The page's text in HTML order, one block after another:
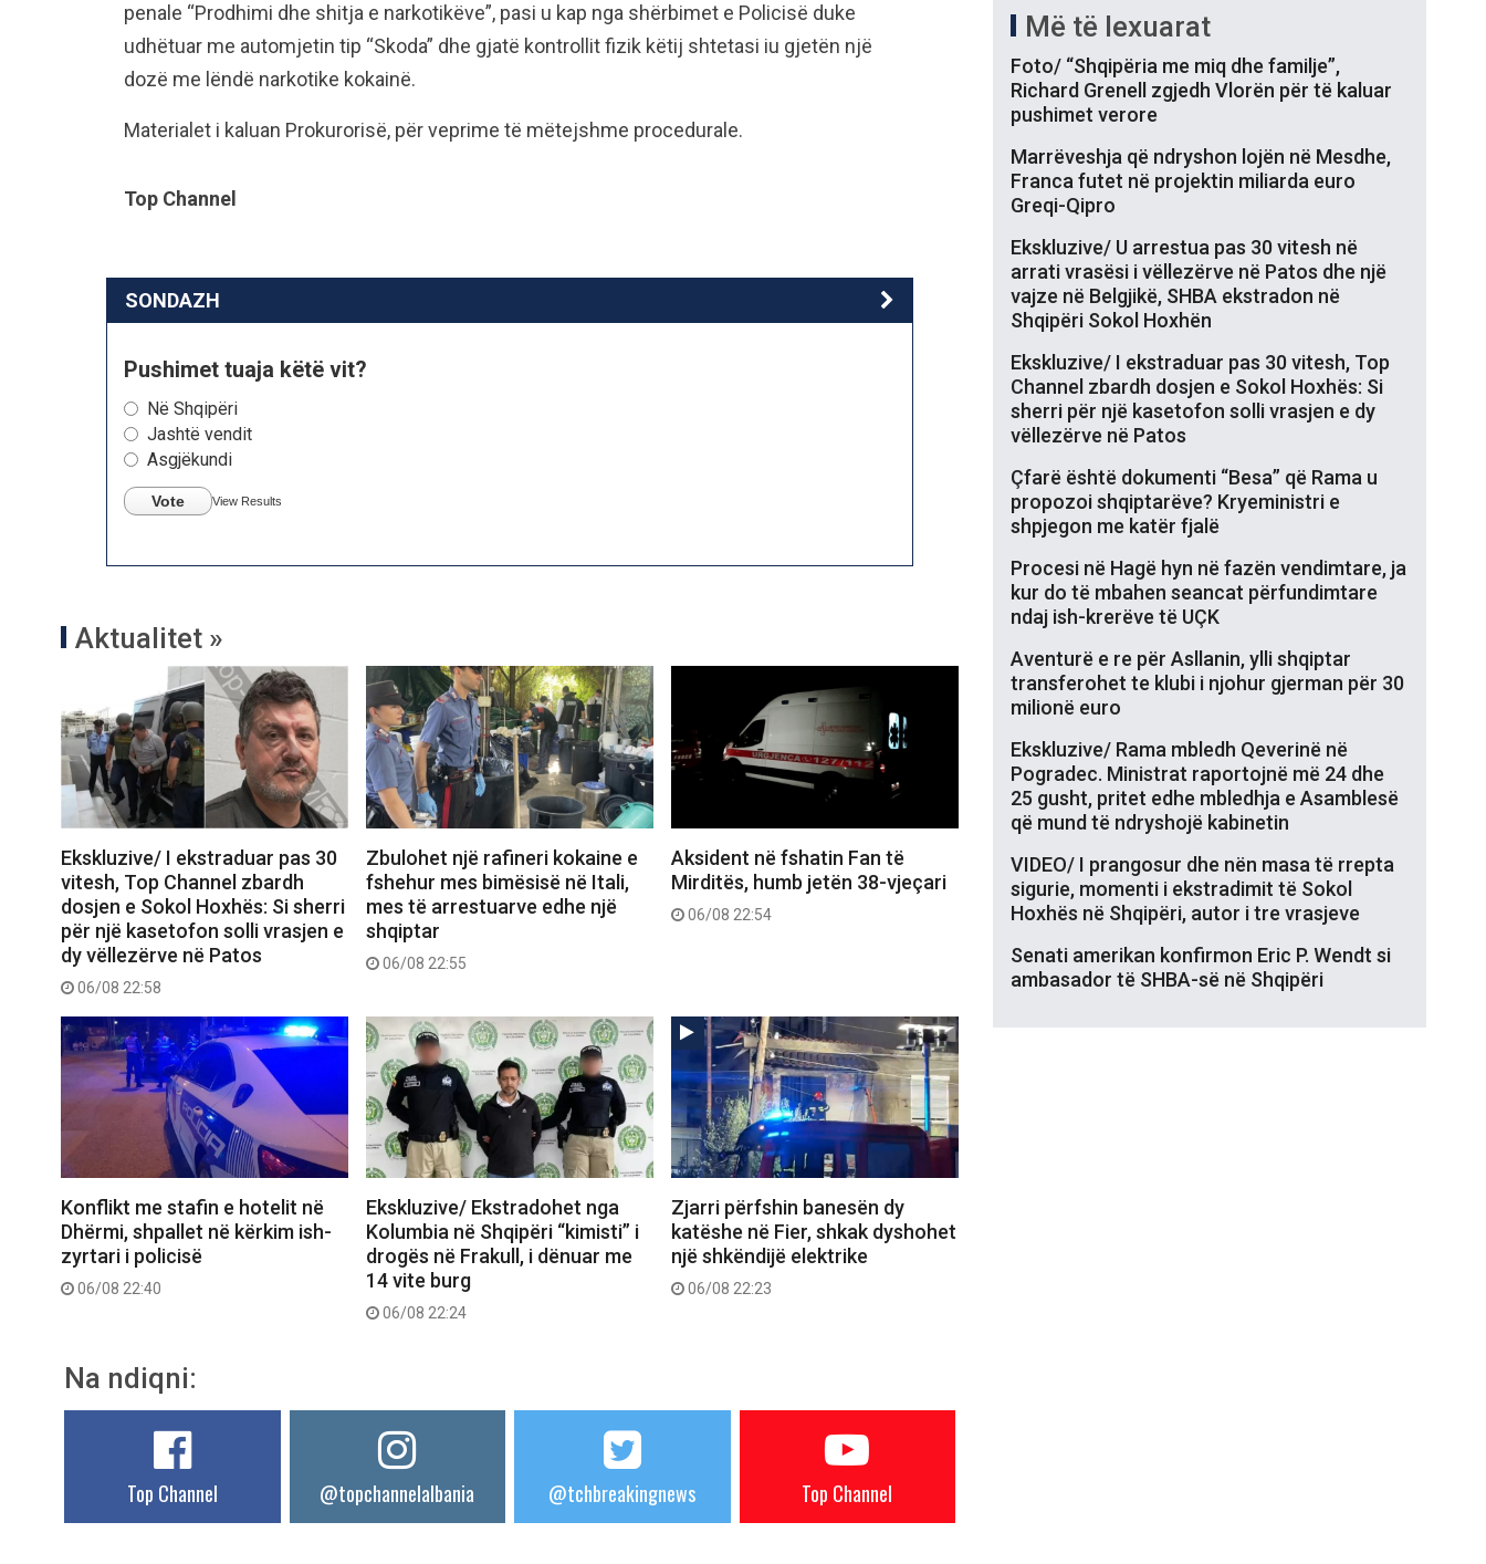
penale “Prodhimi dhe shitja e narkotikëve”, pasi u kap nga shërbimet e Policisë duke
udhëtuar me automjetin tip “Skoda” dhe gjatë kontrollit fizik këtij shtetasi iu gjetën një
dozë me lëndë narkotike kokainë.
Materialet i kaluan Prokurorisë, për veprime të mëtejshme procedurale.
Top Channel
SONDAZH
Pushimet tuaja këtë vit?
Në Shqipëri
Jashtë vendit
Asgjëkundi
Vote View Results
Aktualitet »
Ekskluzive/ I ekstraduar pas 30
vitesh, Top Channel zbardh
dosjen e Sokol Hoxhës: Si sherri
për një kasetofon solli vrasjen e
dy vëllezërve në Patos
06/08 22:58
Zbulohet një rafineri kokaine e
fshehur mes bimësisë në Itali,
mes të arrestuarve edhe një
shqiptar
06/08 22:55
Aksident në fshatin Fan të
Mirditës, humb jetën 38-vjeçari
06/08 22:54
Konflikt me stafin e hotelit në
Dhërmi, shpallet në kërkim ish-
zyrtari i policisë
06/08 22:40
Ekskluzive/ Ekstradohet nga
Kolumbia në Shqipëri “kimisti” i
drogës në Frakull, i dënuar me
14 vite burg
06/08 22:24
Zjarri përfshin banesën dy
katëshe në Fier, shkak dyshohet
një shkëndijë elektrike
06/08 22:23
Na ndiqni:
Top Channel @topchannelalbania @tchbreakingnews Top Channel
Më të lexuarat
Foto/ “Shqipëria me miq dhe familje”,
Richard Grenell zgjedh Vlorën për të kaluar
pushimet verore
Marrëveshja që ndryshon lojën në Mesdhe,
Franca futet në projektin miliarda euro
Greqi-Qipro
Ekskluzive/ U arrestua pas 30 vitesh në
arrati vrasësi i vëllezërve në Patos dhe një
vajze në Belgjikë, SHBA ekstradon në
Shqipëri Sokol Hoxhën
Ekskluzive/ I ekstraduar pas 30 vitesh, Top
Channel zbardh dosjen e Sokol Hoxhës: Si
sherri për një kasetofon solli vrasjen e dy
vëllezërve në Patos
Çfarë është dokumenti “Besa” që Rama u
propozoi shqiptarëve? Kryeministri e
shpjegon me katër fjalë
Procesi në Hagë hyn në fazën vendimtare, ja
kur do të mbahen seancat përfundimtare
ndaj ish-krerëve të UÇK
Aventurë e re për Asllanin, ylli shqiptar
transferohet te klubi i njohur gjerman për 30
milionë euro
Ekskluzive/ Rama mbledh Qeverinë në
Pogradec. Ministrat raportojnë më 24 dhe
25 gusht, pritet edhe mbledhja e Asamblesë
që mund të ndryshojë kabinetin
VIDEO/ I prangosur dhe nën masa të rrepta
sigurie, momenti i ekstradimit të Sokol
Hoxhës në Shqipëri, autor i tre vrasjeve
Senati amerikan konfirmon Eric P. Wendt si
ambasador të SHBA-së në Shqipëri